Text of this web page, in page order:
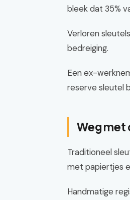
bleek dat 35%
Verloren
bedreiging.
Een ex-
reserve sleutel
Weg met
Traditioneel
met papiertjes
Handmatige